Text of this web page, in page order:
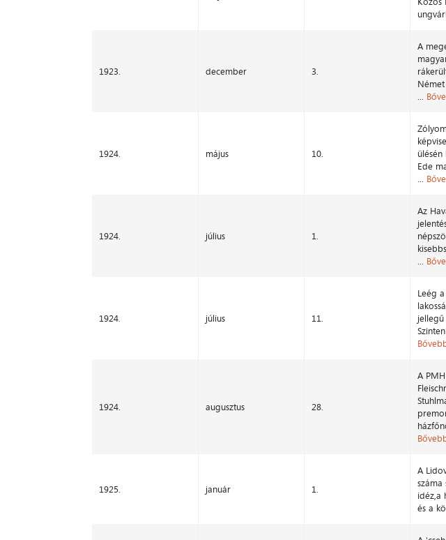
1923. december 3.
A
...
1924. május 10.
ülésén
Ede
...
1924. július 1.
Az
...
1924. július 11.
Leég
jellegű
1924. augusztus 28.
A
1925. január 1.
A
száma
idéz,a
és a